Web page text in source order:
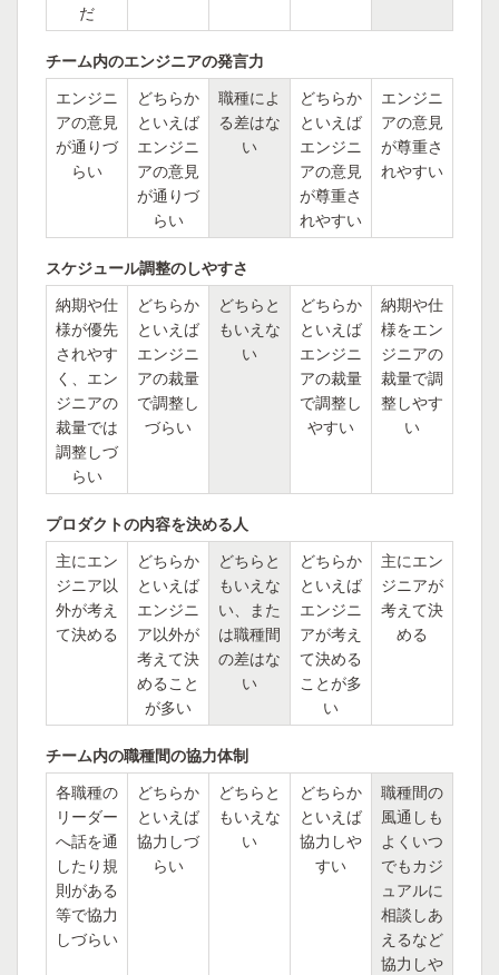
だ
チーム内のエンジニアの発言力
エンジニ
アの意見
が通りづ
らい
どちらか
といえば
エンジニ
アの意見
が通りづ
らい
職種によ
る差はな
い
どちらか
といえば
エンジニ
アの意見
が尊重さ
れやすい
エンジニ
アの意見
が尊重さ
れやすい
スケジュール調整のしやすさ
納期や仕
様が優先
されやす
く、エン
ジニアの
裁量では
調整しづ
らい
どちらか
といえば
エンジニ
アの裁量
で調整し
づらい
どちらと
もいえな
い
どちらか
といえば
エンジニ
アの裁量
で調整し
やすい
納期や仕
様をエン
ジニアの
裁量で調
整しやす
い
プロダクトの内容を決める人
主にエン
ジニア以
外が考え
て決める
どちらか
といえば
エンジニ
ア以外が
考えて決
めること
が多い
どちらと
もいえな
い、また
は職種間
の差はな
い
どちらか
といえば
エンジニ
アが考え
て決める
ことが多
い
主にエン
ジニアが
考えて決
める
チーム内の職種間の協力体制
各職種の
リーダー
へ話を通
したり規
則がある
等で協力
しづらい
どちらか
といえば
協力しづ
らい
どちらと
もいえな
い
どちらか
といえば
協力しや
すい
職種間の
風通しも
よくいつ
でもカジ
ュアルに
相談しあ
えるなど
協力しや